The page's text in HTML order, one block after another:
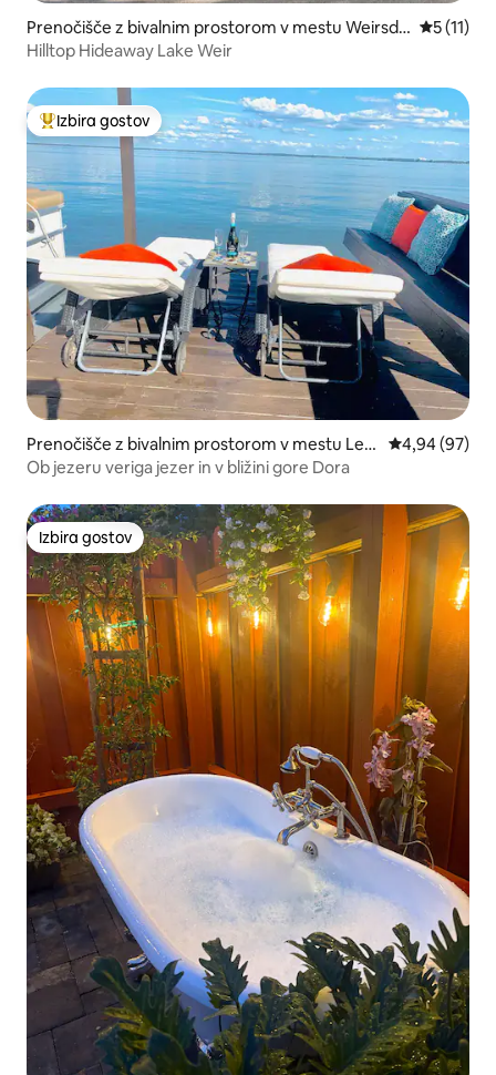
Prenočišče z bivalnim prostorom v mestu Weirsdal
e
5 (11)
Hilltop Hideaway Lake Weir
Najbolj priljubljena prenočišča z značko »Izbira gostov«
Izbira gostov
Prenočišče z bivalnim prostorom v mestu Lee
sburg
Povprečna
4,94 (97)
Ob jezeru veriga jezer in v bližini gore Dora
Izbira gostov
Izbira gostov